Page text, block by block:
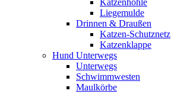
Katzenhöhle
Liegemulde
Drinnen & Draußen
Katzen-Schutznetz
Katzenklappe
Hund Unterwegs
Unterwegs
Schwimmwesten
Maulkörbe